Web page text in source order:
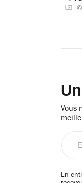
©
Vous
email
En